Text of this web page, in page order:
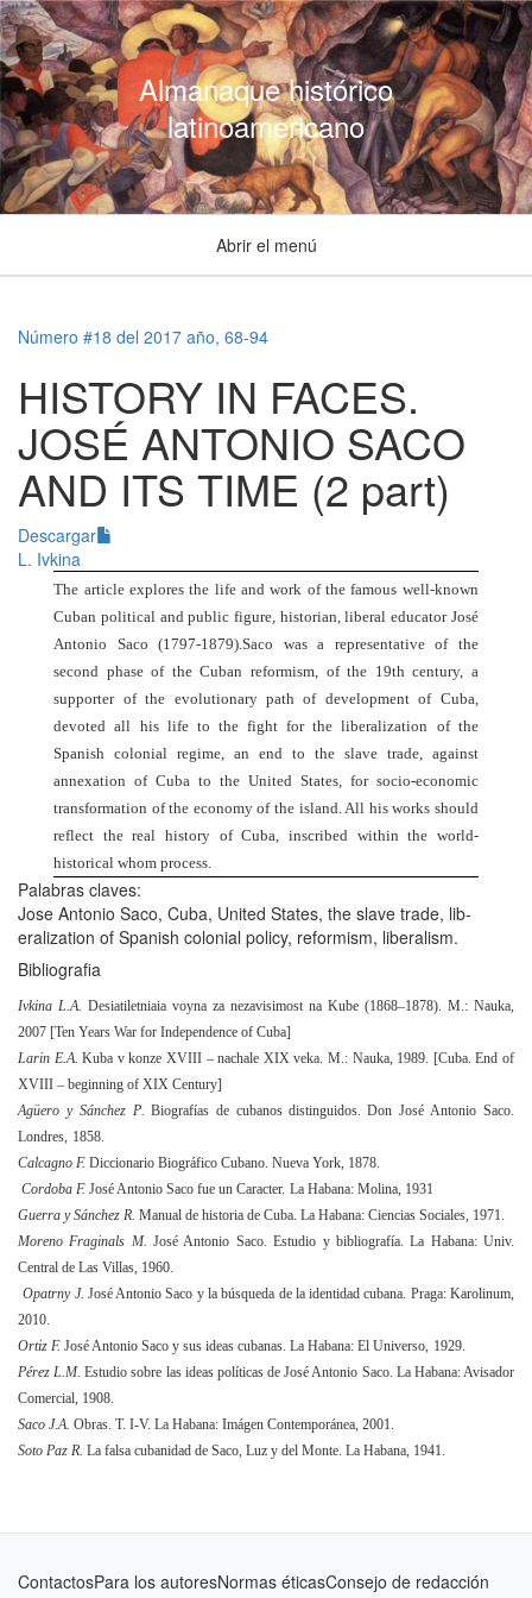
Almanaque histórico
latinoamericano
Abrir el menú
Número #18 del 2017 año, 68-94
HISTORY IN FACES.
JOSÉ ANTONIO SACO
AND ITS TIME (2 part)
Descargar
L. Ivkina
The article explores the life and work of the famous well-known
Cuban political and public figure, historian, liberal educator José
Antonio Saco (1797-1879).Saco was a representative of the
second phase of the Cuban reformism, of the 19th century, a
supporter of the evolutionary path of development of Cuba,
devoted all his life to the fight for the liberalization of the
Spanish colonial regime, an end to the slave trade, against
annexation of Cuba to the United States, for socio-economic
transformation of the economy of the island. All his works should
reflect the real history of Cuba, inscribed within the world-
historical whom process.
Palabras claves:
Jose Antonio Saco, Cuba, United States, the slave trade, lib-
eralization of Spanish colonial policy, reformism, liberalism.
Bibliografia
Ivkina L.A. Desiatiletniaia voyna za nezavisimost na Kube (1868–1878). M.: Nauka,
2007 [Ten Years War for Independence of Cuba]
Larin E.A.Kuba v konze XVIII – nachale XIX veka.M.: Nauka, 1989. [Cuba. End of
XVIII – beginning of XIX Century]
Agüero y Sánchez P. Biografías de cubanos distinguidos.Don JoséAntonio Saco.
Londres, 1858.
Calcagno F. Diccionario Biográfico Сubano. Nueva York, 1878.
Cordoba F. José Antonio Saco fue un Caracter. La Habana: Molina, 1931
Guerra y Sánchez R. Manual de historia de Cuba. La Habana: Ciencias Sociales, 1971.
Moreno Fraginals M. José Antonio Saco. Estudio y bibliografía. La Habana: Univ.
Central de Las Villas, 1960.
Opatrny J. José Antonio Saco y la búsqueda de la identidad cubana. Praga: Karolinum,
2010.
Ortiz F. José Antonio Saco y sus ideas cubanas. La Habana: El Universo, 1929.
Pérez L.M. Estudio sobre las ideas políticas de José Antonio Saco. La Habana: Avisador
Comercial, 1908.
Saco J.A. Obras. T. I-V. La Habana: Imágen Contemporánea, 2001.
Soto Paz R. La falsa cubanidad de Saco, Luz y del Monte. La Habana, 1941.
ContactosPara los autoresNormas éticasConsejo de redacción